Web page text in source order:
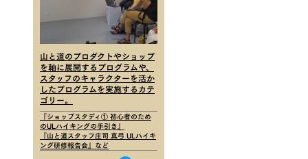
山と道のプロダクトやショップ
を軸に展開するプログラムや、
スタッフのキャラクターを活か
したプログラムを実施するカテ
ゴリー。
『ショップスタディ① 初心者のため
のULハイキングの手引き』
『山と道スタッフ庄司 真弓 ULハイキ
ング研修報告会』など